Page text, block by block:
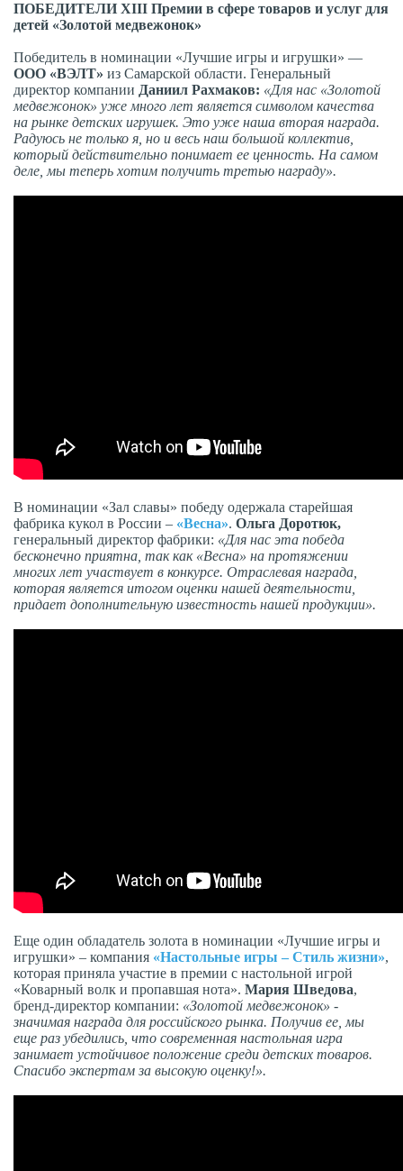
ПОБЕДИТЕЛИ XIII Премии в сфере товаров и услуг для
детей «Золотой медвежонок»
Победитель в номинации «Лучшие игры и игрушки» —
ООО «ВЭЛТ» из Самарской области. Генеральный
директор компании Даниил Рахмаков: «Для нас «Золотой
медвежонок» уже много лет является символом качества
на рынке детских игрушек. Это уже наша вторая награда.
Радуюсь не только я, но и весь наш большой коллектив,
который действительно понимает ее ценность. На самом
деле, мы теперь хотим получить третью награду».
В номинации «Зал славы» победу одержала старейшая
фабрика кукол в России – «Весна». Ольга Доротюк,
генеральный директор фабрики: «Для нас эта победа
бесконечно приятна, так как «Весна» на протяжении
многих лет участвует в конкурсе. Отраслевая награда,
которая является итогом оценки нашей деятельности,
придает дополнительную известность нашей продукции».
Еще один обладатель золота в номинации «Лучшие игры и
игрушки» – компания «Настольные игры – Стиль жизни»,
которая приняла участие в премии с настольной игрой
«Коварный волк и пропавшая нота». Мария Шведова,
бренд-директор компании: «Золотой медвежонок» -
значимая награда для российского рынка. Получив ее, мы
еще раз убедились, что современная настольная игра
занимает устойчивое положение среди детских товаров.
Спасибо экспертам за высокую оценку!».